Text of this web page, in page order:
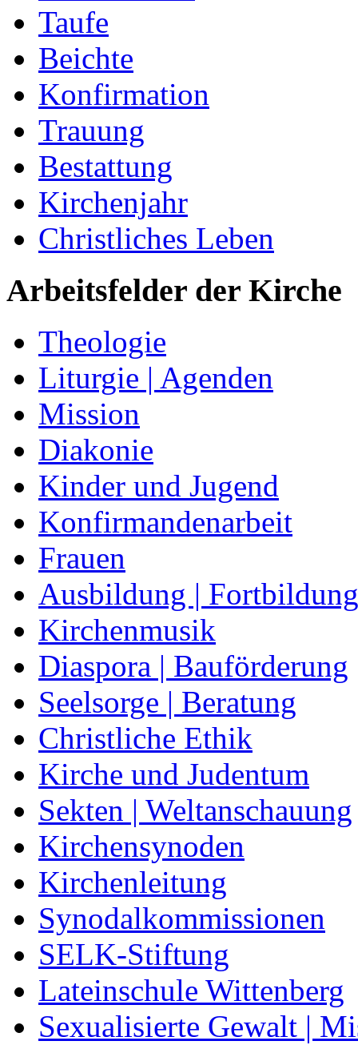
Taufe
Beichte
Konfirmation
Trauung
Bestattung
Kirchenjahr
Christliches Leben
Arbeitsfelder der Kirche
Theologie
Liturgie | Agenden
Mission
Diakonie
Kinder und Jugend
Konfirmandenarbeit
Frauen
Ausbildung | Fortbildung
Kirchenmusik
Diaspora | Bauförderung
Seelsorge | Beratung
Christliche Ethik
Kirche und Judentum
Sekten | Weltanschauung
Kirchensynoden
Kirchenleitung
Synodalkommissionen
SELK-Stiftung
Lateinschule Wittenberg
Sexualisierte Gewalt |